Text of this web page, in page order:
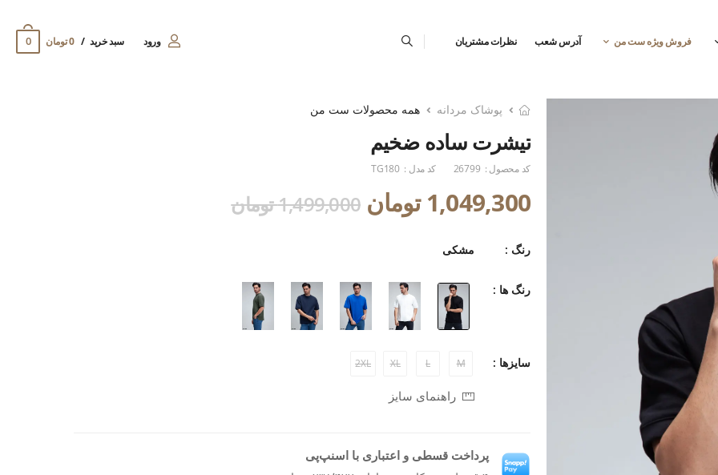
فروش ویژه ست من آدرس شعب نظرات مشتریان ورود سبد خرید 0 تومان 0
پوشاک مردانه همه محصولات ست من
تیشرت ساده ضخیم
کد محصول : 26799 کد مدل : TG180
1,049,300 تومان 1,499,000 تومان
رنگ : مشکی
رنگ ها :
سایزها : M
L
XL
2XL
راهنمای سایز
پرداخت قسطی و اعتباری با اسنپ‌پی